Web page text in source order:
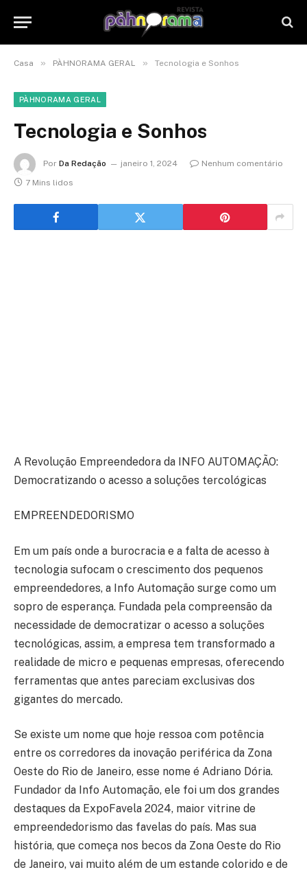
Casa » PÀHNORAMA GERAL » Tecnologia e Sonhos
PÀHNORAMA GERAL
Tecnologia e Sonhos
Por Da Redação janeiro 1, 2024
Nenhum comentário
7 Mins lidos
A Revolução Empreendedora da INFO AUTOMAÇÃO:
Democratizando o acesso a soluções tercológicas
EMPREENDEDORISMO
Em um país onde a burocracia e a falta de acesso à
tecnologia sufocam o crescimento dos pequenos
empreendedores, a Info Automação surge como um
sopro de esperança. Fundada pela compreensão da
necessidade de democratizar o acesso a soluções
tecnológicas, assim, a empresa tem transformado a
realidade de micro e pequenas empresas, oferecendo
ferramentas que antes pareciam exclusivas dos
gigantes do mercado.
Se existe um nome que hoje ressoa com potência
entre os corredores da inovação periférica da Zona
Oeste do Rio de Janeiro, esse nome é Adriano Dória.
Fundador da Info Automação, ele foi um dos grandes
destaques da ExpoFavela 2024, maior vitrine de
empreendedorismo das favelas do país. Mas sua
história, que começa nos becos da Zona Oeste do Rio
de Janeiro, vai muito além de um estande colorido e de